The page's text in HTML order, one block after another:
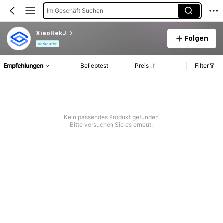
Im Geschäft Suchen
XiaoHekJ
Verkäufer
Folgen
Empfehlungen Beliebtest Preis Filter
Kein passendes Produkt gefunden
Bitte versuchen Sie es erneut.